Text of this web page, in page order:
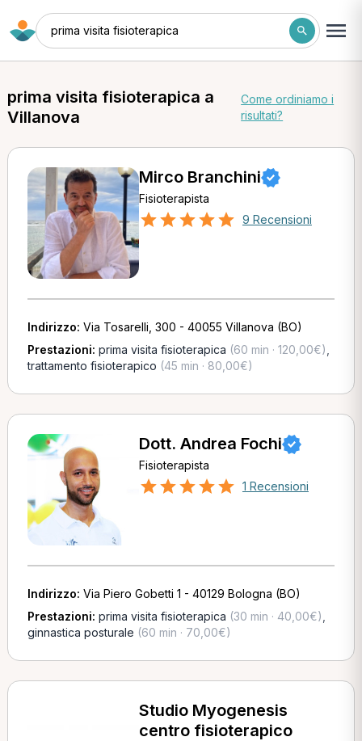
prima visita fisioterapica
prima visita fisioterapica a
Villanova
Come ordiniamo i
risultati?
Mirco Branchini
Fisioterapista
9 Recensioni
Indirizzo: Via Tosarelli, 300 - 40055 Villanova (BO)
Prestazioni: prima visita fisioterapica (60 min · 120,00€)
trattamento fisioterapico (45 min · 80,00€)
Dott. Andrea Fochi
Fisioterapista
1 Recensioni
Indirizzo: Via Piero Gobetti 1 - 40129 Bologna (BO)
Prestazioni: prima visita fisioterapica (30 min · 40,00€)
ginnastica posturale (60 min · 70,00€)
Studio Myogenesis
centro fisioterapico